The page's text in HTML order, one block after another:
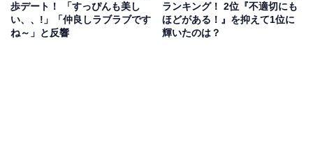
歩デート！ 「すっぴんも美し
い、、!」「仲良しラブラブです
ね～」と反響
ランキング！ 2位『不適切にも
ほどがある！』を抑えて1位に
輝いたのは？